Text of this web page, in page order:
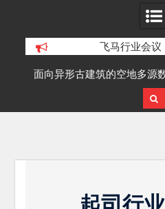
飞马行业会议
面向异形古建筑的空地多源
细化三维重建研究